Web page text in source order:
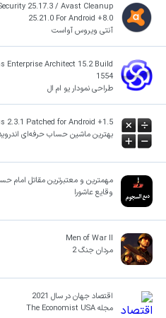
25.17.3 / Avast Cleanup
25.21.0 For Android +8.0
آنتی ویروس آواست
Enterprise Architect 15.2 Build
1554
طراحی نمودار یو ام ال
2.3.1 Patched for Android +1.5
بهترین ماشین حساب حرفه‌ای
مهمترین و معتبرترین مقاتل امام
وقایع عاشورا
Men of War II
مردان جنگ 2
اقتصاد جهان در سال 2021
مجله The Economist USA